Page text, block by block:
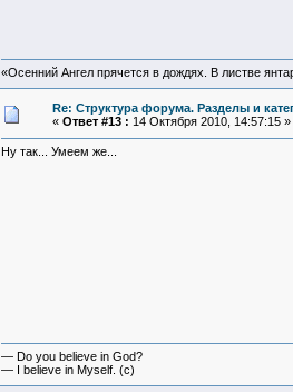
«Осенний Ангел прячется в дождях. В листве
Re: Структура форума. Разделы и
« Ответ #13 : 14 Октября 2010, 14:57:15 »
Ну так... Умеем же...
— Do you believe in God?
— I believe in Myself. (c)